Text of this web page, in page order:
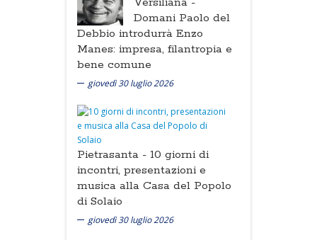
Domani Paolo del
Debbio introdurrà Enzo
Manes: impresa, filantropia e
bene comune
giovedì 30 luglio 2026
Pietrasanta - 10 giorni di
incontri, presentazioni e
musica alla Casa del Popolo
di Solaio
giovedì 30 luglio 2026